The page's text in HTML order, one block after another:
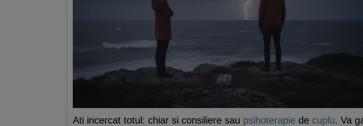
Ati incercat totul: chiar si consiliere sau psihoterapie de cuplu. Va